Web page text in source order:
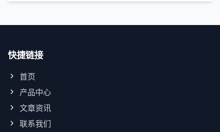
快捷链接
首页
产品中心
文章资讯
联系我们